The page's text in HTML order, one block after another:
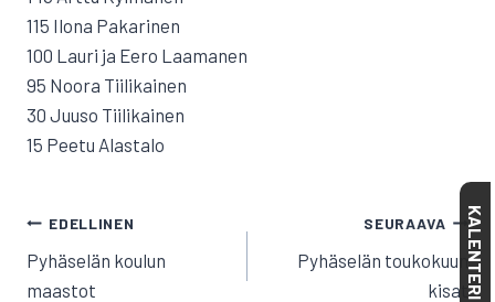
115 Ilona Pakarinen
100 Lauri ja Eero Laamanen
95 Noora Tiilikainen
30 Juuso Tiilikainen
15 Peetu Alastalo
ARTIKKELIEN
SELAUS
EDELLINEN
Pyhäselän koulun
maastot
SEURAAVA
Pyhäselän toukokuun
kisat KALENTERI